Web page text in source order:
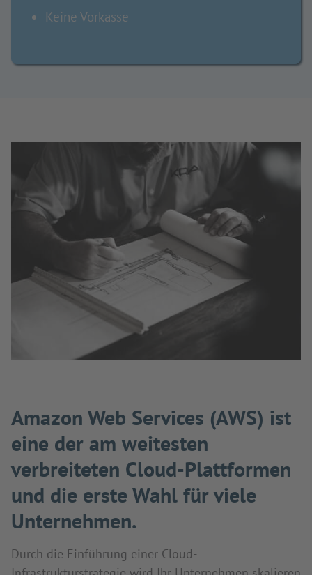
Keine Vorkasse
Amazon Web Services (AWS) ist
eine der am weitesten
verbreiteten Cloud-Plattformen
und die erste Wahl für viele
Unternehmen.
Durch die Einführung einer Cloud-